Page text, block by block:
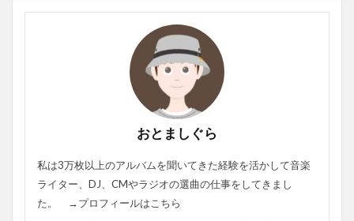
おとましぐら
私は3万枚以上のアルバムを聞いてきた経験を活かして音楽
ライター、DJ、CMやラジオの選曲の仕事をしてきまし
た。 →プロフィールは こちら